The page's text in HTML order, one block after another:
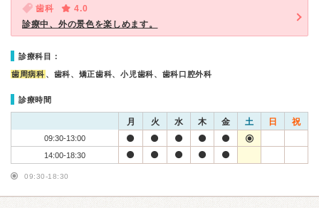
歯科
4.0
診療中、外の景色を楽しめます。
診療科目：
歯周病科 、歯科、矯正歯科、小児歯科、歯科口腔外科
診療時間
月 火 水 木 金 土 日 祝
09:30-13:00
14:00-18:30
09:30-18:30